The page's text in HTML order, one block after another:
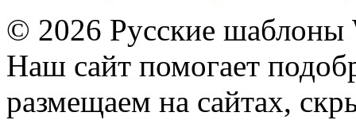
© 2026 Русские шаблоны
Наш сайт помогает
размещаем на сайтах,